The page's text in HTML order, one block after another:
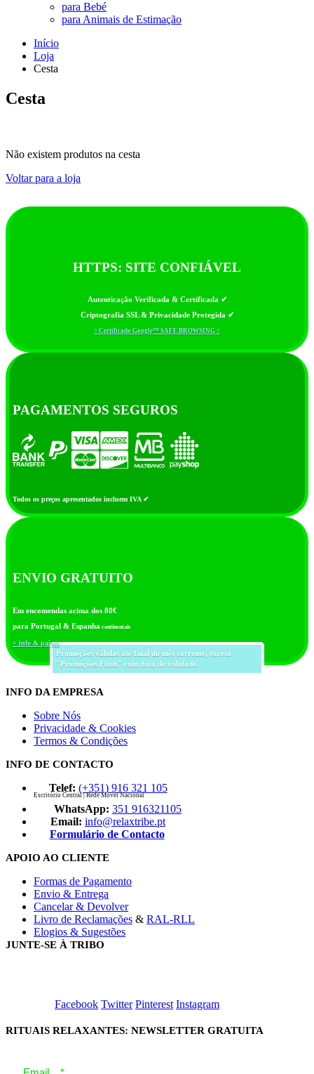
para Bebé
para Animais de Estimação
Início
Loja
Cesta
Cesta
Não existem produtos na cesta
Voltar para a loja
HTTPS: SITE CONFIÁVEL
Autenticação Verificada & Certificada ✔
Criptografia SSL & Privacidade Protegida ✔
> Certificado Google™ SAFE BROWSING <
PAGAMENTOS SEGUROS
Todos os preços apresentados incluem IVA ✔
ENVIO GRATUITO
Em encomendas acima dos 80€
para Portugal & Espanha continentais
+ info & países
Promoções válidas até final do mês corrente, exceto
"Promoções Flash" com data de validade.
INFO DA EMPRESA
Sobre Nós
Privacidade & Cookies
Termos & Condições
INFO DE CONTACTO
Telef: (+351) 916 321 105
Escritório Central | Rede Móvel Nacional
WhatsApp: 351 916321105
Email: info@relaxtribe.pt
Formulário de Contacto
APOIO AO CLIENTE
Formas de Pagamento
Envio & Entrega
Cancelar & Devolver
Livro de Reclamações & RAL-RLL
Elogios & Sugestões
JUNTE-SE À TRIBO
Facebook Twitter Pinterest Instagram
RITUAIS RELAXANTES: NEWSLETTER GRATUITA